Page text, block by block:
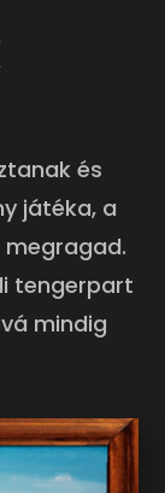
és
játéka, a
tengerpart
mindig